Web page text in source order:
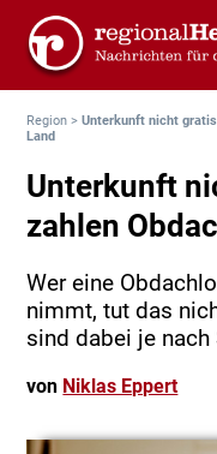
Region >Unterkunft nicht
Land
Unterkunft
zahlen
Wer eine
nimmt, tut das
sind dabei je
von Niklas Eppert